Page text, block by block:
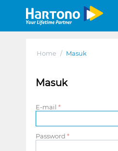
Home / Masuk
Masuk
E-mail
Password